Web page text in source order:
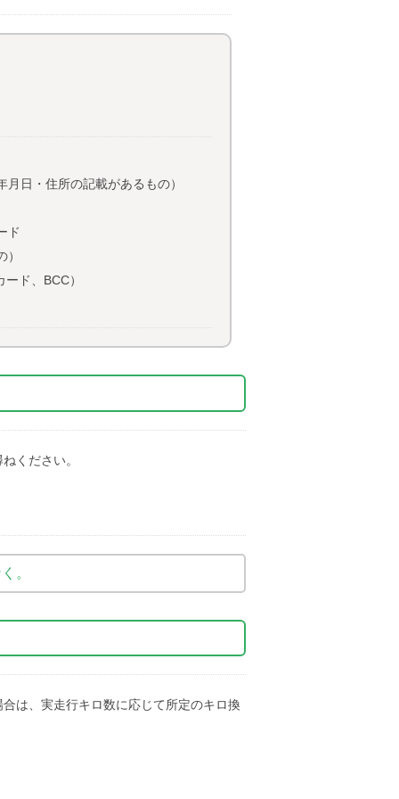
日・住所の記載があるもの）
ド
ド、BCC）
ください。
。
は、実走行キロ数に応じて所定のキロ換